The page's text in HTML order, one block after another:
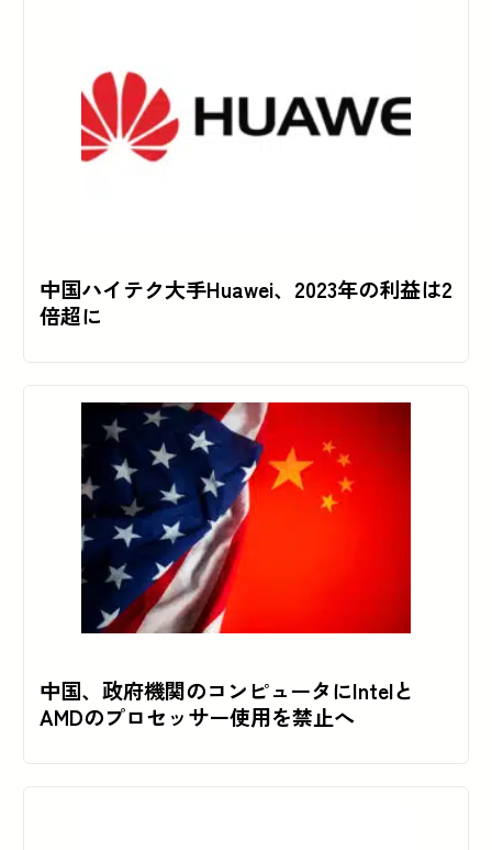
中国ハイテク大手Huawei、2023年の利益は2
倍超に
中国、政府機関のコンピュータにIntelと
AMDのプロセッサー使用を禁止へ